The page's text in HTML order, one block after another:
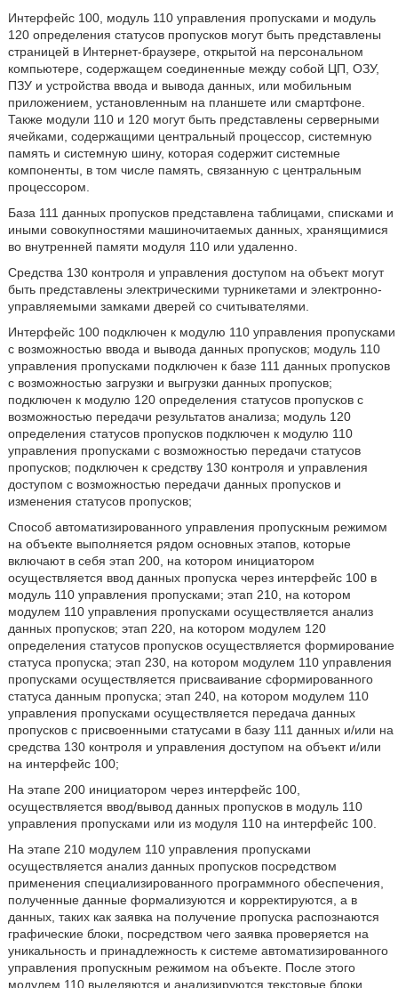
Интерфейс 100, модуль 110 управления пропусками и модуль
120 определения статусов пропусков могут быть представлены
страницей в Интернет-браузере, открытой на персональном
компьютере, содержащем соединенные между собой ЦП, ОЗУ,
ПЗУ и устройства ввода и вывода данных, или мобильным
приложением, установленным на планшете или смартфоне.
Также модули 110 и 120 могут быть представлены серверными
ячейками, содержащими центральный процессор, системную
память и системную шину, которая содержит системные
компоненты, в том числе память, связанную с центральным
процессором.
База 111 данных пропусков представлена таблицами, списками и
иными совокупностями машиночитаемых данных, хранящимися
во внутренней памяти модуля 110 или удаленно.
Средства 130 контроля и управления доступом на объект могут
быть представлены электрическими турникетами и электронно-
управляемыми замками дверей со считывателями.
Интерфейс 100 подключен к модулю 110 управления пропусками
с возможностью ввода и вывода данных пропусков; модуль 110
управления пропусками подключен к базе 111 данных пропусков
с возможностью загрузки и выгрузки данных пропусков;
подключен к модулю 120 определения статусов пропусков с
возможностью передачи результатов анализа; модуль 120
определения статусов пропусков подключен к модулю 110
управления пропусками с возможностью передачи статусов
пропусков; подключен к средству 130 контроля и управления
доступом с возможностью передачи данных пропусков и
изменения статусов пропусков;
Способ автоматизированного управления пропускным режимом
на объекте выполняется рядом основных этапов, которые
включают в себя этап 200, на котором инициатором
осуществляется ввод данных пропуска через интерфейс 100 в
модуль 110 управления пропусками; этап 210, на котором
модулем 110 управления пропусками осуществляется анализ
данных пропусков; этап 220, на котором модулем 120
определения статусов пропусков осуществляется формирование
статуса пропуска; этап 230, на котором модулем 110 управления
пропусками осуществляется присваивание сформированного
статуса данным пропуска; этап 240, на котором модулем 110
управления пропусками осуществляется передача данных
пропусков с присвоенными статусами в базу 111 данных и/или на
средства 130 контроля и управления доступом на объект и/или
на интерфейс 100;
На этапе 200 инициатором через интерфейс 100,
осуществляется ввод/вывод данных пропусков в модуль 110
управления пропусками или из модуля 110 на интерфейс 100.
На этапе 210 модулем 110 управления пропусками
осуществляется анализ данных пропусков посредством
применения специализированного программного обеспечения,
полученные данные формализуются и корректируются, а в
данных, таких как заявка на получение пропуска распознаются
графические блоки, посредством чего заявка проверяется на
уникальность и принадлежность к системе автоматизированного
управления пропускным режимом на объекте. После этого
модулем 110 выделяются и анализируются текстовые блоки,